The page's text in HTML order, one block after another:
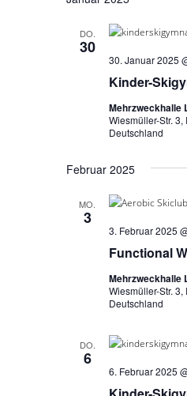
.
DO.
30
Kinder-
30. Januar 2025
Mehrzweckhalle
Wiesmüller-Str.
Deutschland
Februar 2025
MO.
3
Functional
3. Februar 2025
Mehrzweckhalle
Wiesmüller-Str.
Deutschland
DO.
6
6. Februar 2025